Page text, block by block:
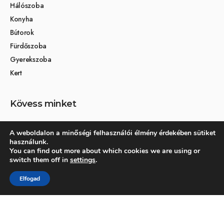
Hálószoba
Konyha
Bútorok
Fürdőszoba
Gyerekszoba
Kert
Kövess minket
Társoldalak
Otthon és dekoráció
Kertikék kertmagazin
A weboldalon a minőségi felhasználói élmény érdekében sütiket
használunk.
You can find out more about which cookies we are using or
switch them off in settings.
Elfogad